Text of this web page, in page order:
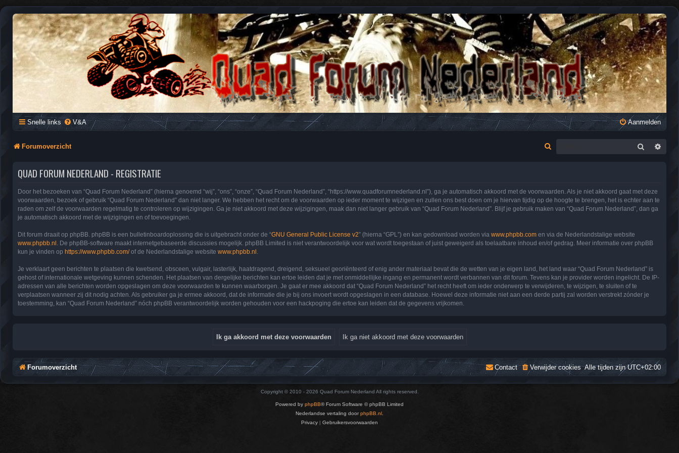
QUAD FORUM NEDERLAND
Het Quad Forum van Nederland en Vlaanderen, voor al je vragen en antwoorden over Quads en ATV's.
Snelle links V&A Aanmelden
Forumoverzicht Zoek
k
QUAD FORUM NEDERLAND - REGISTRATIE
Door het bezoeken van “Quad Forum Nederland” (hierna genoemd “wij”, “ons”, “onze”, “Quad Forum Nederland”, “https://www.quadforumnederland.nl”), ga je automatisch akkoord met de voorwaarden. Als je niet akkoord gaat met deze
voorwaarden, bezoek of gebruik “Quad Forum Nederland” dan niet langer. We hebben het recht om de voorwaarden op ieder moment te wijzigen en zullen ons best doen om je hiervan tijdig op de hoogte te brengen, het is echter aan te
raden om zelf de voorwaarden regelmatig te controleren op wijzigingen. Ga je niet akkoord met deze wijzigingen, maak dan niet langer gebruik van “Quad Forum Nederland”. Blijf je gebruik maken van “Quad Forum Nederland”, dan ga
je automatisch akkoord met de wijzigingen en of toevoegingen.
Dit forum draait op phpBB. phpBB is een bulletinboardoplossing die is uitgebracht onder de “GNU General Public License v2” (hierna “GPL”) en kan gedownload worden via www.phpbb.com en via de Nederlandstalige website
www.phpbb.nl . De phpBB-software maakt internetgebaseerde discussies mogelijk. phpBB Limited is niet verantwoordelijk voor wat wordt toegestaan of juist geweigerd als toelaatbare inhoud en/of gedrag. Meer informatie over phpBB
kun je vinden op https://www.phpbb.com/of de Nederlandstalige website www.phpbb.nl .
Je verklaart geen berichten te plaatsen die kwetsend, obsceen, vulgair, lasterlijk, haatdragend, dreigend, seksueel georiënteerd of enig ander materiaal bevat die de wetten van je eigen land, het land waar “Quad Forum Nederland” is
gehost of internationale wetgeving kunnen schenden. Het plaatsen van dergelijke berichten kan ertoe leiden dat je met onmiddellijke ingang en permanent wordt verbannen van dit forum. Tevens kan je provider worden ingelicht. De IP-
adressen van alle berichten worden opgeslagen om deze voorwaarden te kunnen waarborgen. Je gaat er mee akkoord dat “Quad Forum Nederland” het recht heeft om ieder onderwerp te verwijderen, te wijzigen, te sluiten of te
verplaatsen wanneer zij dit nodig achten. Als gebruiker ga je ermee akkoord, dat de informatie die je bij ons invoert wordt opgeslagen in een database. Hoewel deze informatie niet aan een derde partij zal worden verstrekt zónder je
toestemming, kan “Quad Forum Nederland” nóch phpBB verantwoordelijk worden gehouden voor een hackpoging die ertoe kan leiden dat de gegevens vrijkomen.
Forumoverzicht Alle tijden zijnUTC+02:00
Verwijder cookies
Contact
Copyright © 2010 - 2026 Quad Forum Nederland All rights reserved.
Powered by phpBB® Forum Software © phpBB Limited
Nederlandse vertaling doorphpBB.nl
Privacy | Gebruikersvoorwaarden